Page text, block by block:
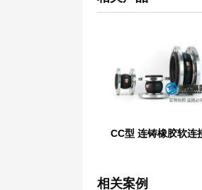
CC型 连铸橡胶软连
相关案例